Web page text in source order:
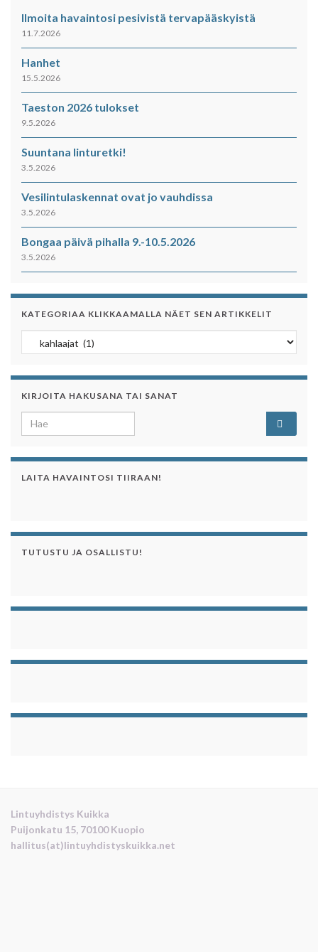
Ilmoita havaintosi pesivistä tervapääskyistä
11.7.2026
Hanhet
15.5.2026
Taeston 2026 tulokset
9.5.2026
Suuntana linturetki!
3.5.2026
Vesilintulaskennat ovat jo vauhdissa
3.5.2026
Bongaa päivä pihalla 9.-10.5.2026
3.5.2026
KATEGORIAA KLIKKAAMALLA NÄET SEN ARTIKKELIT
Kategoriaa klikkaamalla näet sen artikkelit
KIRJOITA HAKUSANA TAI SANAT
Search for:
LAITA HAVAINTOSI TIIRAAN!
TUTUSTU JA OSALLISTU!
Lintuyhdistys Kuikka
Puijonkatu 15, 70100 Kuopio
hallitus(at)lintuyhdistyskuikka.net